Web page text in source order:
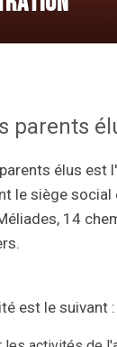
parents
élus est
le siège
14
est le suivant :